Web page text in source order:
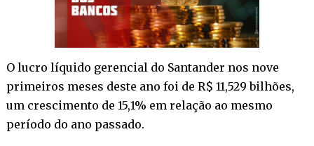
O lucro líquido gerencial do Santander nos nove
primeiros meses deste ano foi de R$ 11,529 bilhões,
um crescimento de 15,1% em relação ao mesmo
período do ano passado.